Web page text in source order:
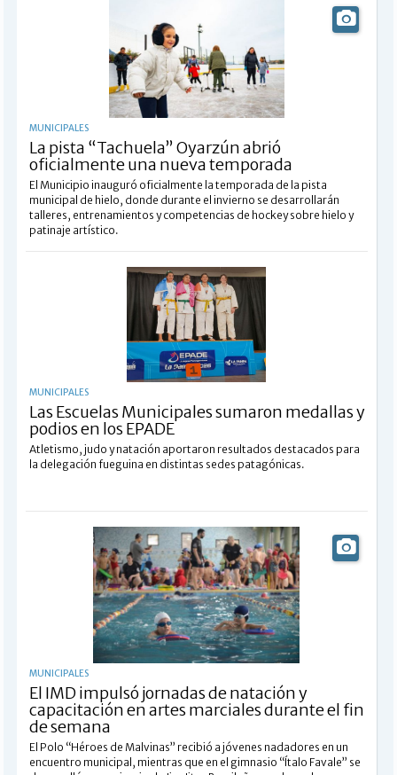
MUNICIPALES
La pista “Tachuela” Oyarzún abrió
oficialmente una nueva temporada
El Municipio inauguró oficialmente la temporada de la pista
municipal de hielo, donde durante el invierno se desarrollarán
talleres, entrenamientos y competencias de hockey sobre hielo y
patinaje artístico.
MUNICIPALES
Las Escuelas Municipales sumaron medallas y
podios en los EPADE
Atletismo, judo y natación aportaron resultados destacados para
la delegación fueguina en distintas sedes patagónicas.
MUNICIPALES
El IMD impulsó jornadas de natación y
capacitación en artes marciales durante el fin
de semana
El Polo “Héroes de Malvinas” recibió a jóvenes nadadores en un
encuentro municipal, mientras que en el gimnasio “Ítalo Favale” se